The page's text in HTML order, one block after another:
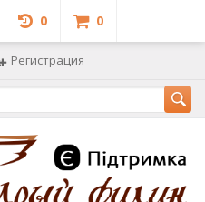
0 0
Регистрация